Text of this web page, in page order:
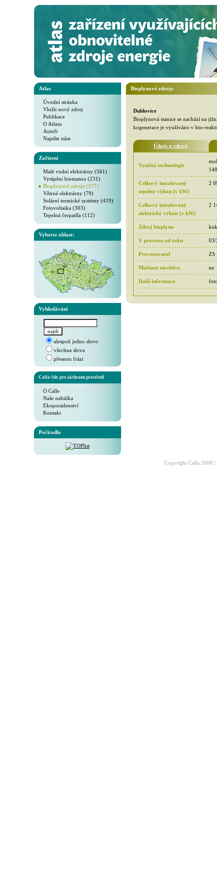
Atlas
Úvodní stránka
Vložit nový zdroj
Publikace
O Atlasu
Autoři
Napište nám
Zařízení
Malé vodní elektrárny (561)
Vytápění biomasou (231)
Bioplynové zdroje (177)
Větrné elektrárny (79)
Solární termické systémy (419)
Fotovoltaika (303)
Tepelná čerpadla (112)
Vyberte oblast:
Vyhledávání
alespoň jedno slovo
všechna slova
přesnou frázi
Calla-Sdr. pro záchranu prostředí
O Calle
Naše nabídka
Ekoporadenství
Kontakt
Počítadlo
Bioplynové zdroje
Dublovice
Bioplynová stanice se nachází na
kogenerace je využíváno v bio-
Údaje o zdroji
Využitá technologie
Celkový instalovaný
tepelný výkon (v kW)
2
Celkový instalovaný
elektrický výkon (v kW)
2
Zdroj bioplynu
V provozu od roku 03/
Provozovatel ZS
Možnost návštěvy ne
Další informace
Copyright Calla 2008 |